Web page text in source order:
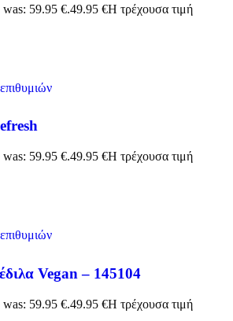
59.95 €.49.95 €Η τρέχουσα τιμή
59.95 €.49.95 €Η τρέχουσα τιμή
Vegan – 145104
59.95 €.49.95 €Η τρέχουσα τιμή